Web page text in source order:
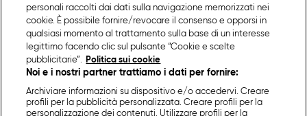
personali raccolti dai dati sulla navigazione memorizzati nei
cookie. È possibile fornire/revocare il consenso e opporsi in
qualsiasi momento al trattamento sulla base di un interesse
legittimo facendo clic sul pulsante “Cookie e scelte
pubblicitarie”.
Politica sui cookie
Noi e i nostri partner trattiamo i dati per fornire:
Archiviare informazioni su dispositivo e/o accedervi. Creare
profili per la pubblicità personalizzata. Creare profili per la
personalizzazione dei contenuti. Utilizzare profili per la